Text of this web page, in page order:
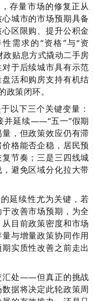
存量市场的修复正从
城市的市场预期具备
区限购、提升公积金
需求的“资格”与“资
政贴息方式撬动二手房
于后续城市具有示范
活和购房支持有机结
政策闭环。
以下三个关键变量：
并延续——“五一”假期
，但政策效应仍有滞
格能否企稳，居民预
节奏；三是三四线城
避免区域分化拉大带
延续性尤为关键，若
改善市场预期，为全
目前政策密度和市场
与增量政策协同作用
实质性改善之前走出
汇处——但真正的挑战
据将决定此轮政策周